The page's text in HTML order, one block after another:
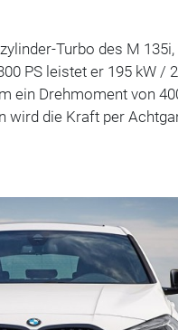
Turbo des M
PS leistet er 195 kW /
ein Drehmoment von
wird die Kraft per